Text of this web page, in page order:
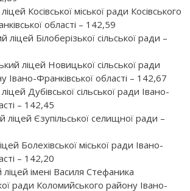
Косівської міської ради Косівського
області – 142,59
ліцей Білоберізької сільської ради –
ліцей Новицької сільської ради
Івано-Франківської області – 142,67
Дубівської сільської ради Івано-
– 142,45
Єзупільської селищної ради –
Болехівської міської ради Івано-
– 142,20
імені Василя Стефаника
ради Коломийського району Івано-